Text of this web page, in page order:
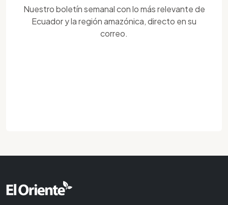
Nuestro boletín semanal con lo más relevante de
Ecuador y la región amazónica, directo en su
correo.